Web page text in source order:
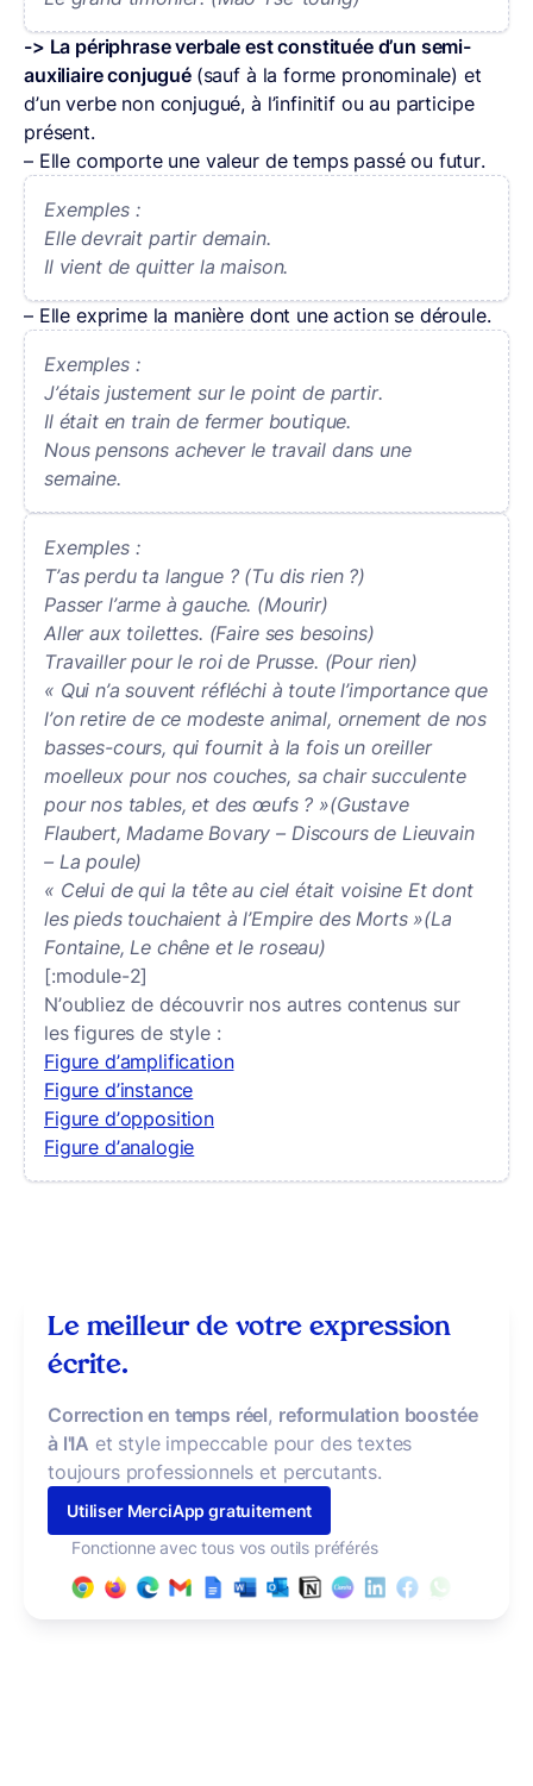
-> La périphrase verbale est constituée d’un semi-
auxiliaire conjugué (sauf à la forme pronominale) et
d’un verbe non conjugué, à l’infinitif ou au participe
présent.
– Elle comporte une valeur de temps passé ou futur.
Exemples :
Elle devrait partir demain.
Il vient de quitter la maison.
– Elle exprime la manière dont une action se déroule.
Exemples :
J’étais justement sur le point de partir.
Il était en train de fermer boutique.
Nous pensons achever le travail dans une
semaine.
Exemples :
T’as perdu ta langue ? (Tu dis rien ?)
Passer l’arme à gauche. (Mourir)
Aller aux toilettes. (Faire ses besoins)
Travailler pour le roi de Prusse. (Pour rien)
« Qui n’a souvent réfléchi à toute l’importance que
l’on retire de ce modeste animal, ornement de nos
basses-cours, qui fournit à la fois un oreiller
moelleux pour nos couches, sa chair succulente
pour nos tables, et des œufs ? »(Gustave
Flaubert, Madame Bovary – Discours de Lieuvain
– La poule)
« Celui de qui la tête au ciel était voisine Et dont
les pieds touchaient à l’Empire des Morts »(La
Fontaine, Le chêne et le roseau)
[:module-2]
N’oubliez de découvrir nos autres contenus sur
les figures de style :
Figure d’amplification
Figure d’instance
Figure d’opposition
Figure d’analogie
Le meilleur de votre expression
écrite.
Correction en temps réel, reformulation boostée
à l'IA et style impeccable pour des textes
toujours professionnels et percutants.
Utiliser MerciApp gratuitement
Fonctionne avec tous vos outils préférés